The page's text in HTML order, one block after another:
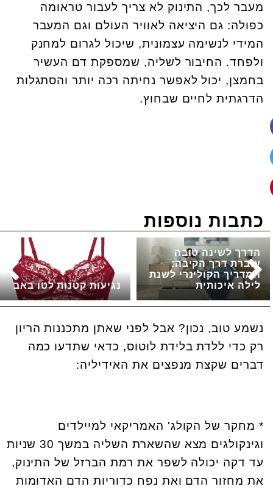
מעבר לכך, התינוק לא צריך לעבור טראומה
כפולה: גם היציאה לאוויר העולם וגם המעבר
המידי לנשימה עצמונית, שיכול לגרום למחנק
ולפחד. החיבור לשליה, שמספקת דם העשיר
בחמצן, יכול לאפשר נחיתה רכה יותר והסתגלות
הדרגתית לחיים שבחוץ.
כתבות נוספות
נגיעות קטנות לטו באב
הדרך לשינה טובה
עוברת דרך הקיבה:
המדריך הקולינרי לשנת
לילה איכותית
נשמע טוב, נכון? אבל לפני שאתן מתכננות הריון
רק כדי ללדת בלידת לוטוס, כדאי שתדעו כמה
דברים שקצת מנפצים את האידיליה:
* מחקר של הקולג' האמריקאי למיילדים
וגינקולגים מצא שהשארת השליה במשך 30 שניות
עד דקה יכולה לשפר את רמת הברזל של התינוק,
את מחזור הדם ואת נפח כדוריות הדם האדומות